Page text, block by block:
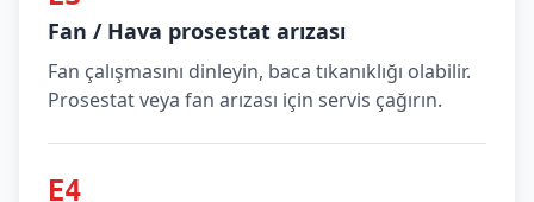
Fan / Hava prosestat arızası
Fan çalışmasını dinleyin, baca tıkanıklığı olabilir.
Prosestat veya fan arızası için servis çağırın.
E4